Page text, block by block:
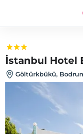
İstanbul Hotel
Göltürkbükü,